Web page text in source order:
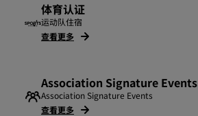
体育认证
运动队住宿
查看更多
Association Signature Events
Association Signature Events
查看更多